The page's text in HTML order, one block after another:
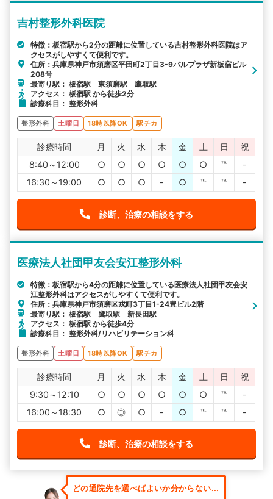
吉村整形外科医院
特徴：板宿駅から2分の距離に位置している吉村整形外科医院はア
クセスがしやすくて便利です。
住所：兵庫県神戸市須磨区平田町2丁目3-9パルプラザ新板宿ビル
208号
最寄り駅： 板宿駅 東須磨駅 鷹取駅
アクセス： 板宿駅 から徒歩2分
診療科目： 整形外科
整形外科 土曜日 18時以降OK 駅チカ
診療時間 月 火 水 木 金 土 日
祝
8:40～12:00
○ ○ ○ ○ ○ ○ ℡
-
16:30～19:00
○ ○ ○ - ○ ℡ ℡ -
診断、治療の相談をする
医療法人社団甲友会安江整形外科
特徴：板宿駅から4分の距離に位置している医療法人社団甲友会安
江整形外科はアクセスがしやすくて便利です。
住所：兵庫県神戸市須磨区戎町3丁目1-24豊ビル2階
最寄り駅： 板宿駅 鷹取駅 新長田駅
アクセス： 板宿駅 から徒歩4分
診療科目： 整形外科/リハビリテーション科
整形外科 土曜日 18時以降OK 駅チカ
診療時間 月 火 水 木 金 土 日
祝
9:30～12:10
○ ○ ○ ○ ○ ○ ℡
-
16:00～18:30
○ ◎ ○ - ○ ℡ ℡ -
診断、治療の相談をする
どの通院先を選べばよいか分からない...